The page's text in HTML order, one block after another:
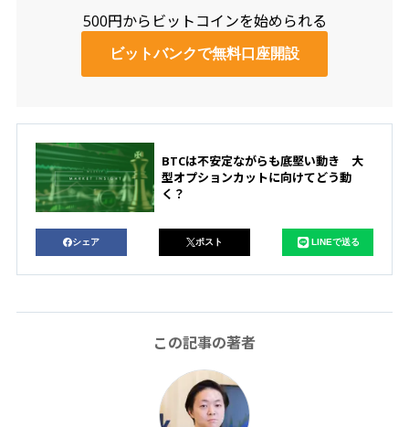
500円からビットコインを始められる
ビットバンクで無料口座開設
BTCは不安定ながらも底堅い動き 大
型オプションカットに向けてどう動
く？
シェア ポスト LINEで送る
この記事の著者